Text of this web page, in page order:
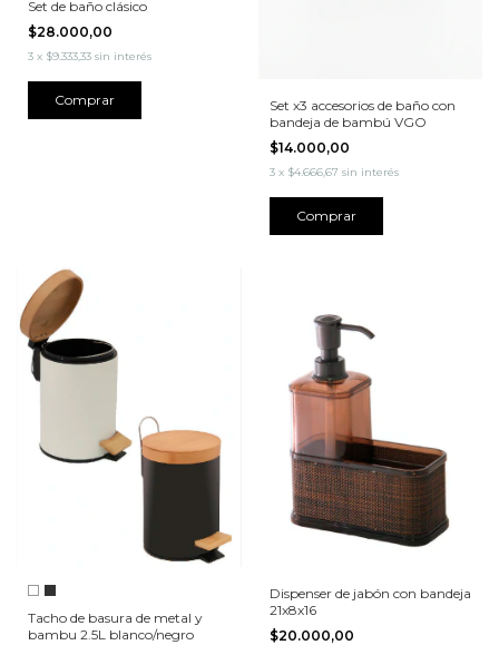
Set de baño clásico
$28.000,00
3 x $9.333,33 sin interés
Comprar
Set x3 accesorios de baño con
bandeja de bambú VGO
$14.000,00
3 x $4.666,67 sin interés
Tacho de basura de metal y
bambu 2.5L blanco/negro
Dispenser de jabón con bandeja
21x8x16
$20.000,00